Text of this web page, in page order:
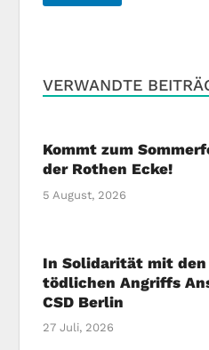
VERWANDTE
Kommt zum
der Rothen Ecke!
5 August, 2026
In Solidarität mit
tödlichen Angriffs
CSD Berlin
27 Juli, 2026